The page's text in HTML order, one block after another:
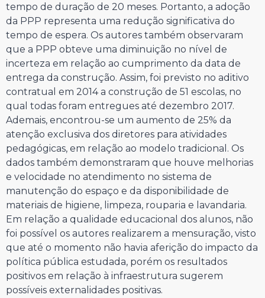
tempo de duração de 20 meses. Portanto, a adoção
da PPP representa uma redução significativa do
tempo de espera. Os autores também observaram
que a PPP obteve uma diminuição no nível de
incerteza em relação ao cumprimento da data de
entrega da construção. Assim, foi previsto no aditivo
contratual em 2014 a construção de 51 escolas, no
qual todas foram entregues até dezembro 2017.
Ademais, encontrou-se um aumento de 25% da
atenção exclusiva dos diretores para atividades
pedagógicas, em relação ao modelo tradicional. Os
dados também demonstraram que houve melhorias
e velocidade no atendimento no sistema de
manutenção do espaço e da disponibilidade de
materiais de higiene, limpeza, rouparia e lavandaria.
Em relação a qualidade educacional dos alunos, não
foi possível os autores realizarem a mensuração, visto
que até o momento não havia aferição do impacto da
política pública estudada, porém os resultados
positivos em relação à infraestrutura sugerem
possíveis externalidades positivas.